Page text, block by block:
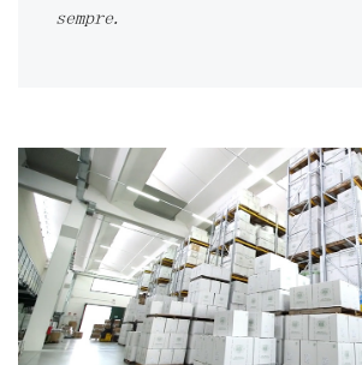
sempre.